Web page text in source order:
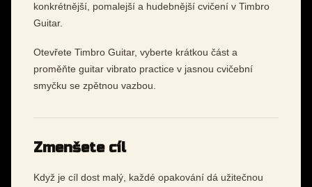
konkrétnější, pomalejší a hudebnější cvičení v Timbro
Guitar.
Otevřete Timbro Guitar, vyberte krátkou část a
proměňte guitar vibrato practice v jasnou cvičební
smyčku se zpětnou vazbou.
Zmenšete cíl
Když je cíl dost malý, každé opakování dá užitečnou